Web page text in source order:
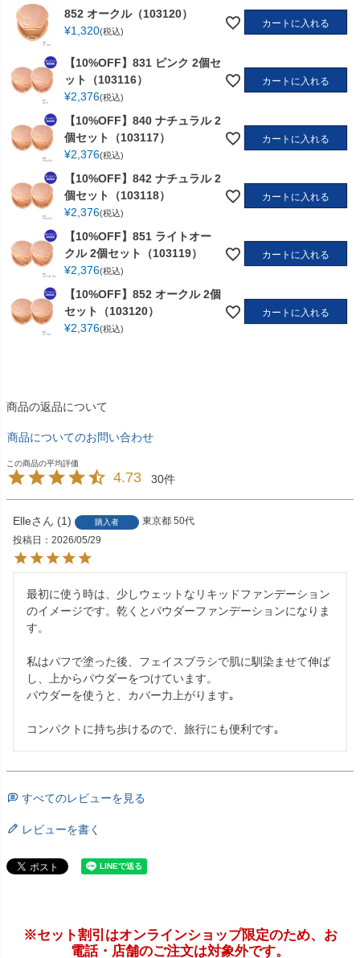
852 オークル（103120）
¥1,320 税込
カートに入れる
【10%OFF】831 ピンク 2個セ
ット（103116）
¥2,376 税込
カートに入れる
【10%OFF】840 ナチュラル 2
個セット（103117）
¥2,376 税込
カートに入れる
【10%OFF】842 ナチュラル 2
個セット（103118）
¥2,376 税込
カートに入れる
【10%OFF】851 ライトオー
クル 2個セット（103119）
¥2,376 税込
カートに入れる
【10%OFF】852 オークル 2個
セット（103120）
¥2,376 税込
カートに入れる
商品の返品について
商品についてのお問い合わせ
4.73 30
Elle 1 購入者 東京都 50代
投稿日
2026/05/29
最初に使う時は、少しウェットなリキッドファンデーション
のイメージです。乾くとパウダーファンデーションになりま
す。
私はパフで塗った後、フェイスブラシで肌に馴染ませて伸ば
し、上からパウダーをつけています。
パウダーを使うと、カバー力上がります｡
コンパクトに持ち歩けるので、旅行にも便利です｡
すべてのレビューを見る
レビューを書く
※セット割引はオンラインショップ限定のため、お
電話・店舗のご注文は対象外です。